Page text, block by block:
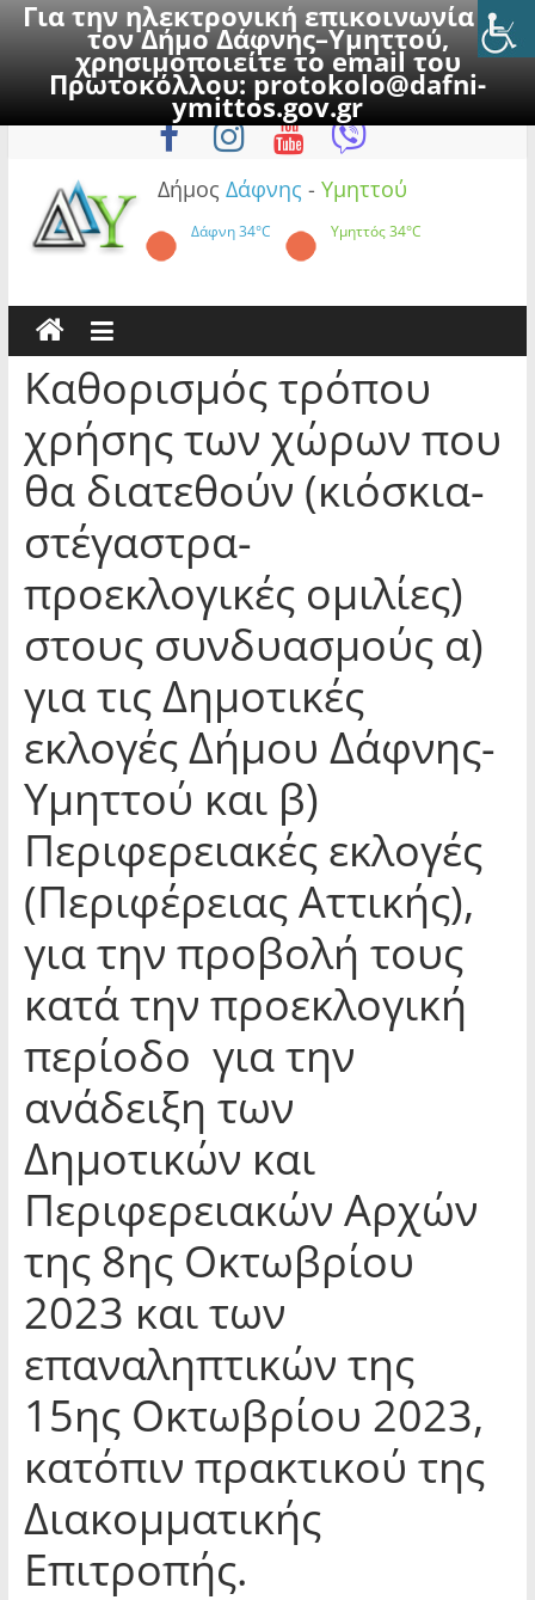
Για την ηλεκτρονική επικοινωνία με
τον Δήμο Δάφνης–Υμηττού,
χρησιμοποιείτε το email του
Πρωτοκόλλου:protokolo@dafni-
ymittos.gov.gr
to
Παρασκευή, 7 Αυγούστου 2026
Δήμος Δάφνης - Υμηττού
Δάφνη34°C Υμηττός34°C
Καθορισμός τρόπου
χρήσης των χώρων που
θα διατεθούν (κιόσκια-
στέγαστρα-
προεκλογικές ομιλίες)
στους συνδυασμούς α)
για τις Δημοτικές
εκλογές Δήμου Δάφνης-
Υμηττού και β)
Περιφερειακές εκλογές
(Περιφέρειας Αττικής),
για την προβολή τους
κατά την προεκλογική
περίοδο για την
ανάδειξη των
Δημοτικών και
Περιφερειακών Αρχών
της 8ης Οκτωβρίου
2023 και των
επαναληπτικών της
15ης Οκτωβρίου 2023,
κατόπιν πρακτικού της
Διακομματικής
Επιτροπής.